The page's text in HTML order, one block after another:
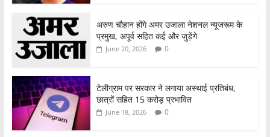
अरुण चौहान होंगे अमर उजाला नेशनल न्यूजरूम के
प्रमुख, अपूर्व सहित कई और जुड़ेंगे
June 20, 2026 0
टेलीग्राम पर सरकार ने लगाया अस्थाई प्रतिबंध,
छात्रों सहित 15 करोड़ प्रभावित
June 18, 2026 0